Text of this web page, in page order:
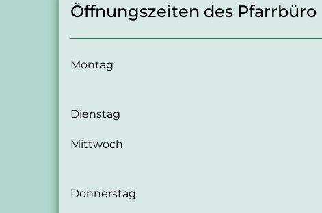
Öffnungszeiten des Pfarrbüro
Montag
Dienstag
Mittwoch
Donnerstag